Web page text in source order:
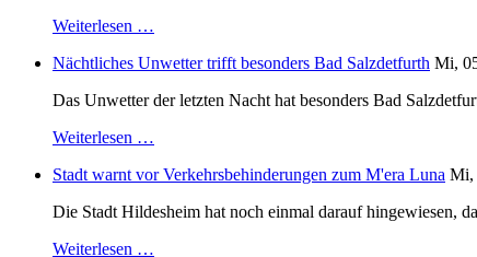
Weiterlesen …
Nächtliches Unwetter trifft besonders Bad Salzdetfurth Mi,
Das Unwetter der letzten Nacht hat besonders Bad
Weiterlesen …
Stadt warnt vor Verkehrsbehinderungen zum M'era Luna Mi,
Die Stadt Hildesheim hat noch einmal darauf hingewiesen,
Weiterlesen …